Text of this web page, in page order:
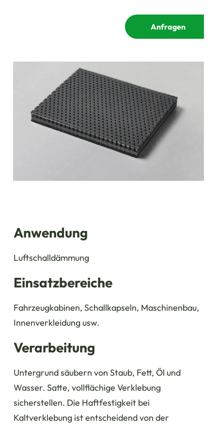
Anfragen
Anwendung
Luftschalldämmung
Einsatzbereiche
Fahrzeugkabinen, Schallkapseln, Maschinenbau,
Innenverkleidung usw.
Verarbeitung
Untergrund säubern von Staub, Fett, Öl und
Wasser. Satte, vollflächige Verklebung
sicherstellen. Die Haftfestigkeit bei
Kaltverklebung ist entscheidend von der